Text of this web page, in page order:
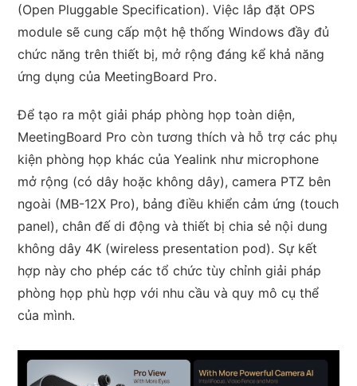
(Open Pluggable Specification). Việc lắp đặt OPS
module sẽ cung cấp một hệ thống Windows đầy đủ
chức năng trên thiết bị, mở rộng đáng kể khả năng
ứng dụng của MeetingBoard Pro.
Để tạo ra một giải pháp phòng họp toàn diện,
MeetingBoard Pro còn tương thích và hỗ trợ các phụ
kiện phòng họp khác của Yealink như microphone
mở rộng (có dây hoặc không dây), camera PTZ bên
ngoài (MB-12X Pro), bảng điều khiển cảm ứng (touch
panel), chân đế di động và thiết bị chia sẻ nội dung
không dây 4K (wireless presentation pod). Sự kết
hợp này cho phép các tổ chức tùy chỉnh giải pháp
phòng họp phù hợp với nhu cầu và quy mô cụ thể
của mình.